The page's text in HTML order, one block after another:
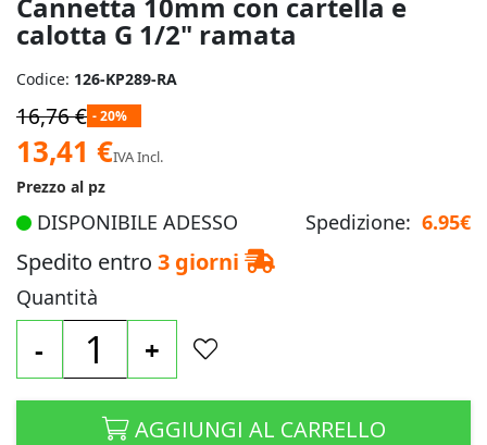
Cannetta 10mm con cartella e
calotta G 1/2" ramata
immagini
Codice: 126-KP289-RA
16,76 € - 20%
Prezzo
speciale
13,41 €IVA Incl.
Prezzo al pz
DISPONIBILE ADESSO Spedizione: 6.95€
Spedito entro 3 giorni
Quantità
- +
AGGIUNGI AL CARRELLO